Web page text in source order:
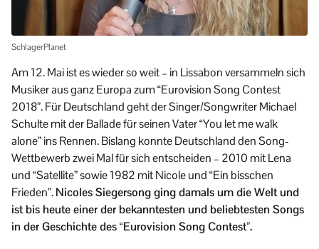
SchlagerPlanet
Am 12. Mai ist es wieder so weit – in Lissabon versammeln sich
Musiker aus ganz Europa zum “Eurovision Song Contest
2018”. Für Deutschland geht der Singer/Songwriter Michael
Schulte mit der Ballade für seinen Vater “You let me walk
alone” ins Rennen. Bislang konnte Deutschland den Song-
Wettbewerb zwei Mal für sich entscheiden – 2010 mit Lena
und “Satellite” sowie 1982 mit Nicole und “Ein bisschen
Frieden”.Nicoles Siegersong ging damals um die Welt und
ist bis heute einer der bekanntesten und beliebtesten Songs
in der Geschichte des “Eurovision Song Contest”.